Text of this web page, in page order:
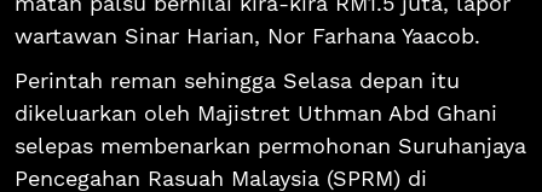
wartawan Sinar Harian, Nor Farhana Yaacob.
Perintah reman sehingga Selasa depan itu
dikeluarkan oleh Majistret Uthman Abd Ghani
selepas membenarkan permohonan Suruhanjaya
Pencegahan Rasuah Malaysia (SPRM) di